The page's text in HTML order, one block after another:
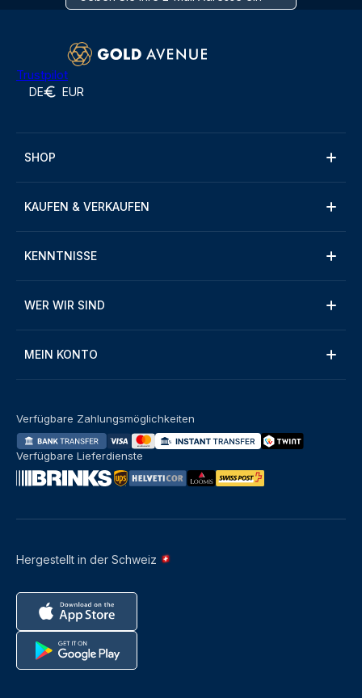
Trustpilot
DE EUR
SHOP
KAUFEN & VERKAUFEN
KENNTNISSE
WER WIR SIND
MEIN KONTO
Hergestellt in der Schweiz
Verfügbare Zahlungsmöglichkeiten
Verfügbare Lieferdienste